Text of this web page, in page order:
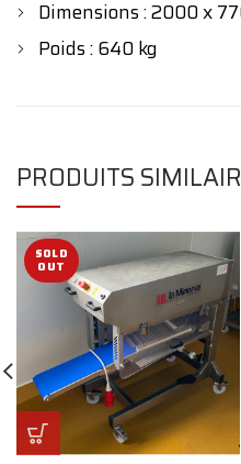
Dimensions : 2000 x
Poids : 640 kg
PRODUITS
SOLD
OUT